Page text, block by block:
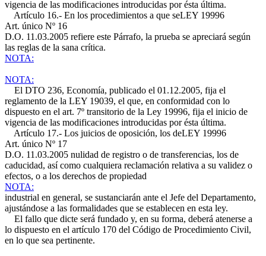
vigencia de las modificaciones introducidas por ésta última.
Artículo 16.- En los procedimientos a que seLEY 19996
Art. único Nº 16
D.O. 11.03.2005 refiere este Párrafo, la prueba se apreciará según
las reglas de la sana crítica.
NOTA:
NOTA:
El DTO 236, Economía, publicado el 01.12.2005, fija el
reglamento de la LEY 19039, el que, en conformidad con lo
dispuesto en el art. 7º transitorio de la Ley 19996, fija el inicio de
vigencia de las modificaciones introducidas por ésta última.
Artículo 17.- Los juicios de oposición, los deLEY 19996
Art. único Nº 17
D.O. 11.03.2005 nulidad de registro o de transferencias, los de
caducidad, así como cualquiera reclamación relativa a su validez o
efectos, o a los derechos de propiedad
NOTA:
industrial en general, se sustanciarán ante el Jefe del Departamento,
ajustándose a las formalidades que se establecen en esta ley.
El fallo que dicte será fundado y, en su forma, deberá atenerse a
lo dispuesto en el artículo 170 del Código de Procedimiento Civil,
en lo que sea pertinente.